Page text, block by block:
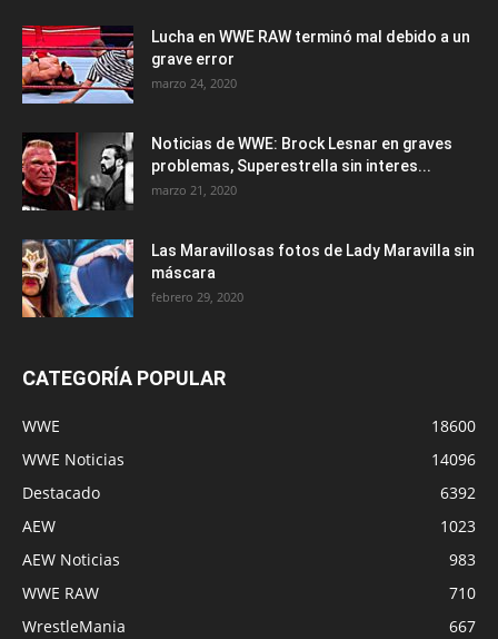
Lucha en WWE RAW terminó mal debido a un
grave error
marzo 24, 2020
Noticias de WWE: Brock Lesnar en graves
problemas, Superestrella sin interes...
marzo 21, 2020
Las Maravillosas fotos de Lady Maravilla sin
máscara
febrero 29, 2020
CATEGORÍA POPULAR
WWE
18600
WWE Noticias
14096
Destacado
6392
AEW
1023
AEW Noticias
983
WWE RAW
710
WrestleMania
667